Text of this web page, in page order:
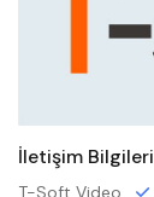
İletişim Bilgileri
T-Soft Video